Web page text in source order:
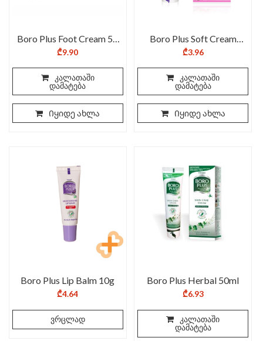
Boro Plus Foot Cream 50
ml
₾9.90
კალათაში
დამატება
Იყიდე ახლა
Boro Plus Soft Cream
25ml
₾3.96
კალათაში
დამატება
Იყიდე ახლა
Boro Plus Lip Balm 10g
₾4.64
ვრცლად
Boro Plus Herbal 50ml
₾6.93
კალათაში
დამატება